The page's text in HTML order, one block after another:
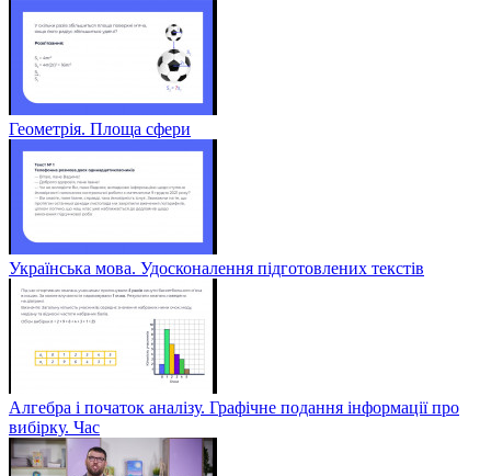
Геометрія. Площа сфери
Українська мова. Удосконалення підготовлених текстів
Алгебра і початок аналізу. Графічне подання інформації про
вибірку. Час